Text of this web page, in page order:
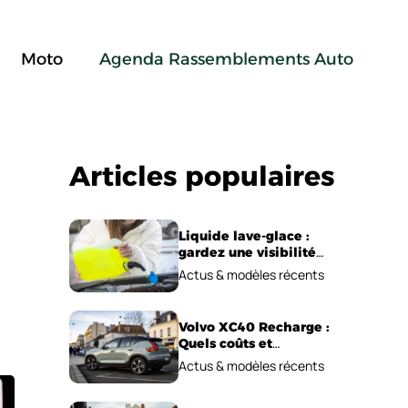
Moto Agenda Rassemblements Auto
Articles populaires
Liquide lave-glace :
gardez une visibilité
parfaite en voiture
Actus & modèles récents
Volvo XC40 Recharge :
Quels coûts et
performances
électriques ?
Actus & modèles récents